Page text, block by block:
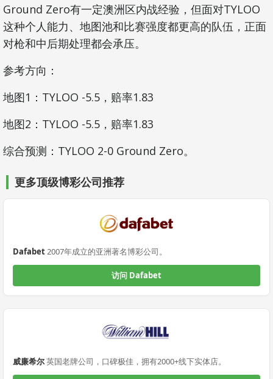
Ground Zero有一定澳洲区内战经验，但面对TYLOO
这种个人能力、地图池和比赛强度都更高的队伍，正面
对枪和中后期处理都会承压。
参考方向：
地图1：TYLOO -5.5，赔率1.83
地图2：TYLOO -5.5，赔率1.83
综合预测：TYLOO 2-0 Ground Zero。
更多顶级博彩公司推荐
Dafabet2007年成立的亚洲著名博彩公司。
访问 Dafabet
威廉希尔英国老牌公司，口碑极佳，拥有2000+线下实体店。